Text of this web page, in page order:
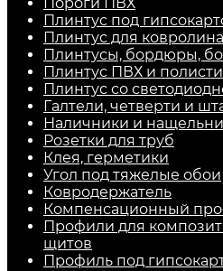
Плинтус под
Плинтус для ковролина
Плинтусы, бордюры,
Плинтус ПВХ и
Плинтус со
Галтели, четверти и
Наличники и
Розетки для труб
Клея, герметики
Угол под тяжелые обои
Ковродержатель
Компенсационный
Профили для
щитов
Профиль под